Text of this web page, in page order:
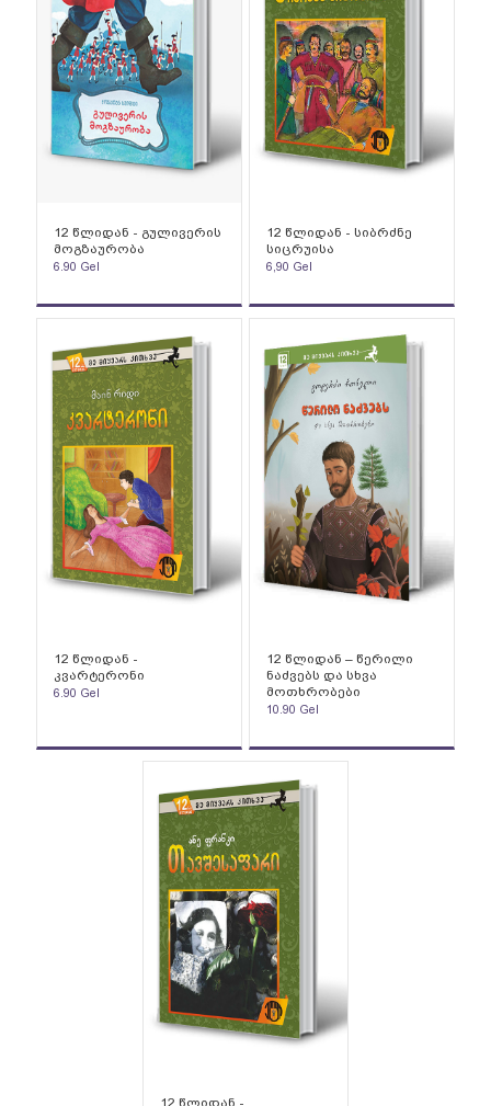
12 წლიდან - გულივერის
მოგზაურობა
6.90 Gel
12 წლიდან - სიბრძნე
სიცრუისა
6,90 Gel
12 წლიდან -
კვარტერონი
6.90 Gel
12 წლიდან – წერილი
ნაძვებს და სხვა
მოთხრობები
10.90 Gel
12 წლიდან -